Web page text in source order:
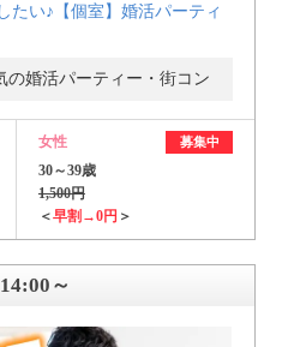
たい♪【個室】婚活パーティ
の婚活パーティー・街コン
女性 募集中
30～39歳
1,500円
＜早割→0円 ＞
～